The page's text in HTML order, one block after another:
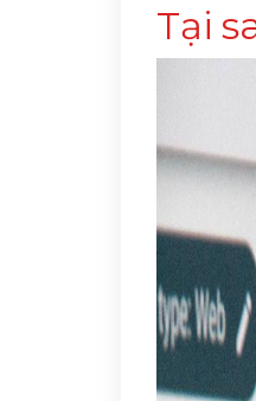
Tại